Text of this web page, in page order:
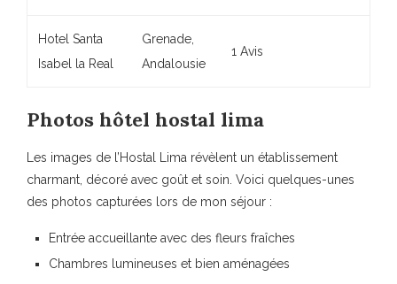
Hotel Santa
Isabel la Real
Grenade,
Andalousie
1 Avis
Photos hôtel hostal lima
Les images de l’Hostal Lima révèlent un établissement
charmant , décoré avec goût et soin. Voici quelques-unes
des photos capturées lors de mon séjour :
Entrée accueillante avec des fleurs fraîches
Chambres lumineuses et bien aménagées